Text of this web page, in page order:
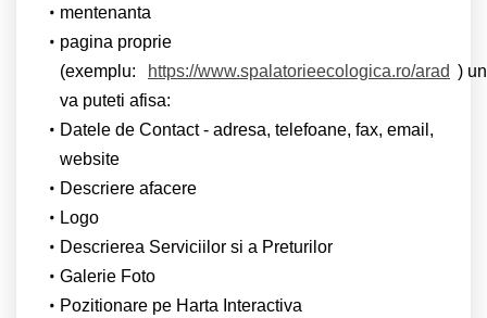
mentenanta
pagina proprie
(exemplu:
https://www.spalatorieecologica.ro/arad )
va puteti afisa:
Datele de Contact - adresa, telefoane, fax, email,
website
Descriere afacere
Logo
Descrierea Serviciilor si a Preturilor
Galerie Foto
Pozitionare pe Harta Interactiva